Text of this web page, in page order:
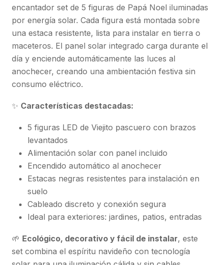
encantador set de 5 figuras de Papá Noel iluminadas
por energía solar. Cada figura está montada sobre
una estaca resistente, lista para instalar en tierra o
maceteros. El panel solar integrado carga durante el
día y enciende automáticamente las luces al
anochecer, creando una ambientación festiva sin
consumo eléctrico.
✨ Características destacadas:
5 figuras LED de Viejito pascuero con brazos
levantados
Alimentación solar con panel incluido
Encendido automático al anochecer
Estacas negras resistentes para instalación en
suelo
Cableado discreto y conexión segura
Ideal para exteriores: jardines, patios, entradas
🌱 Ecológico, decorativo y fácil de instalar, este
set combina el espíritu navideño con tecnología